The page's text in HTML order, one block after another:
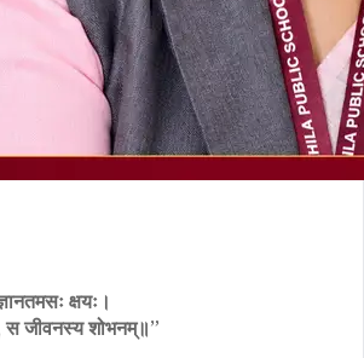
क्षयः।
स जीवनस्य शोभनम्॥”